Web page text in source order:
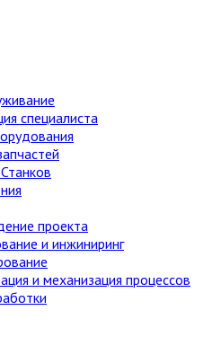
специалиста
проекта
и инжиниринг
и механизация процессов